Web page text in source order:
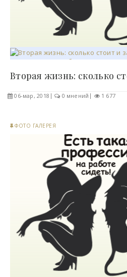
06-мар, 2018 0 мнений 1 677
ФОТО ГАЛЕРЕЯ